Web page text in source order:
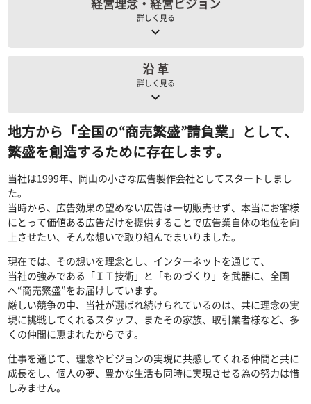
経営理念・経営ビジョン
詳しく見る
keyboard_arrow_down
沿 革
詳しく見る
keyboard_arrow_down
地方から「全国の“商売繁盛”請負業」として、
繁盛を創造するために存在します。
当社は1999年、岡山の小さな広告製作会社としてスタートしまし
た。
当時から、広告効果の望めない広告は一切販売せず、本当にお客様
にとって価値ある広告だけを提供することで広告業自体の地位を向
上させたい、そんな想いで取り組んでまいりました。
現在では、その想いを理念とし、インターネットを通じて、
当社の強みである「ＩＴ技術」と「ものづくり」を武器に、全国
へ“商売繁盛”をお届けしています。
厳しい競争の中、当社が選ばれ続けられているのは、共に理念の実
現に挑戦してくれるスタッフ、またその家族、取引業者様など、多
くの仲間に恵まれたからです。
仕事を通じて、理念やビジョンの実現に共感してくれる仲間と共に
成長をし、個人の夢、豊かな生活も同時に実現させる為の努力は惜
しみません。